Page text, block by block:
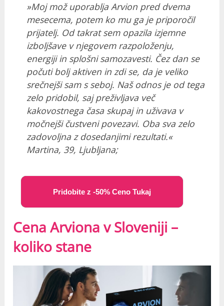
»Moj mož uporablja Arvion pred dvema
mesecema, potem ko mu ga je priporočil
prijatelj. Od takrat sem opazila izjemne
izboljšave v njegovem razpoloženju,
energiji in splošni samozavesti. Čez dan se
počuti bolj aktiven in zdi se, da je veliko
srečnejši sam s seboj. Naš odnos je od tega
zelo pridobil, saj preživljava več
kakovostnega časa skupaj in uživava v
močnejši čustveni povezavi. Oba sva zelo
zadovoljna z dosedanjimi rezultati.«
Martina, 39, Ljubljana;
Pridobite z -50% Ceno Tukaj
Cena Arviona v Sloveniji –
koliko stane